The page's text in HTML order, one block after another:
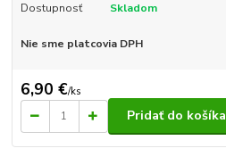
Dostupnosť Skladom
Nie sme platcovia DPH
6,90 €/ks
Pridať do košíka